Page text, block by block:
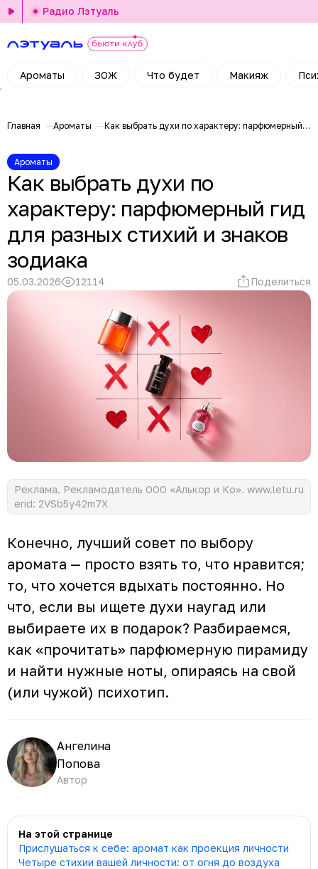
Ароматы ЗОЖ Что будет Макияж
Радио Лэтуаль
Главная Ароматы Как выбрать духи по характеру: парфюмерный гид для разных стихий и знаков зодиака
Ароматы
Как выбрать духи по
характеру: парфюмерный гид
для разных стихий и знаков
зодиака
05.03.2026 12114 Поделиться
Реклама. Рекламодатель ООО «Алькор и Ко». www.letu.ru
erid: 2VSb5y42m7X
Конечно, лучший совет по выбору
аромата — просто взять то, что нравится;
то, что хочется вдыхать постоянно. Но
что, если вы ищете духи наугад или
выбираете их в подарок? Разбираемся,
как «прочитать» парфюмерную пирамиду
и найти нужные ноты, опираясь на свой
(или чужой) психотип.
Ангелина
Попова
Автор
На этой странице
Прислушаться к себе: аромат как проекция личности
Четыре стихии вашей личности: от огня до воздуха